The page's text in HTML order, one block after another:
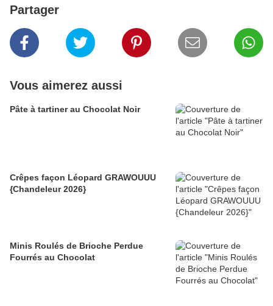
Partager
Vous aimerez aussi
Pâte à tartiner au Chocolat Noir
Crêpes façon Léopard GRAWOUUU
{Chandeleur 2026}
Minis Roulés de Brioche Perdue
Fourrés au Chocolat